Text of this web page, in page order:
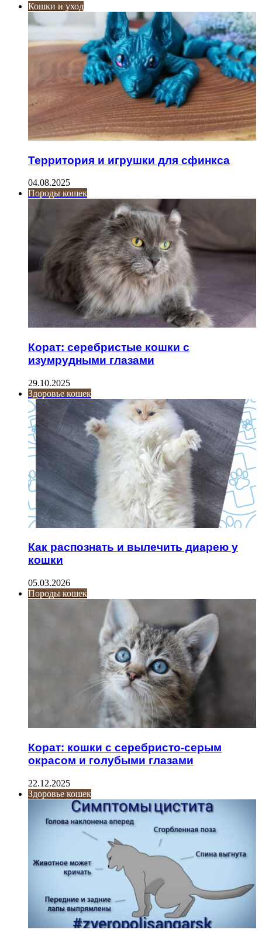
Кошки и уход
Территория и игрушки для сфинкса
04.08.2025
Породы кошек
Корат: серебристые кошки с
изумрудными глазами
29.10.2025
Здоровье кошек
Как распознать и вылечить диарею у
кошки
05.03.2026
Породы кошек
Корат: кошки с серебристо-серым
окрасом и голубыми глазами
22.12.2025
Здоровье кошек